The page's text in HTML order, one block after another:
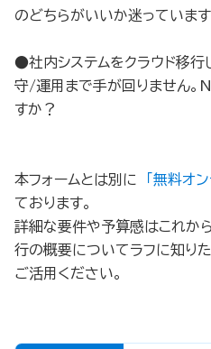
のどちらがいいか迷っています
●社内システムをクラウド移
守/運用まで手が回りません
すか？
本フォームとは別に 「無料オ
ております。
詳細な要件や予算感はこれか
行の概要についてラフに知り
ご活用ください。